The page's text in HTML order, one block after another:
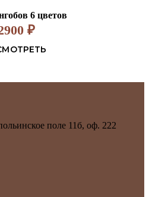
6 цветов
₽
поле 11б, оф. 222